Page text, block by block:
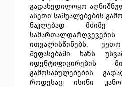
გადახედილოყო
ასეთი საშუალებების
ნაკლებად მძიმე
ითვალისწინებს.
შეფასებაში ხაზს
იდენტიფიცირების
გამოსახულებების
როდესაც ისინი